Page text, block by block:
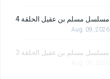
مسلسل مسلم بن عقيل الحلقة 4
Aug. 09, 2026
مسلسل مسلم بن عقيل الحلقة 3